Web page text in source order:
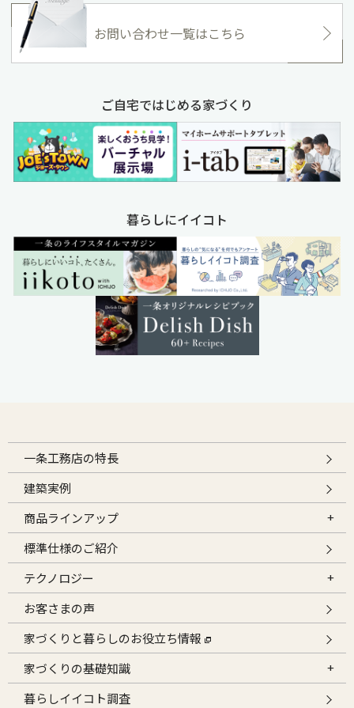
お問い合わせ一覧はこちら
ご自宅ではじめる家づくり
暮らしにイイコト
一条工務店の特長
建築実例
商品ラインアップ
標準仕様のご紹介
テクノロジー
お客さまの声
家づくりと暮らしのお役立ち情報
家づくりの基礎知識
暮らしイイコト調査